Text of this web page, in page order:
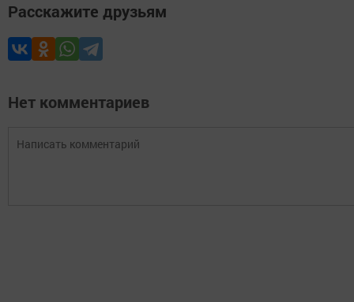
Расскажите друзьям
Нет комментариев